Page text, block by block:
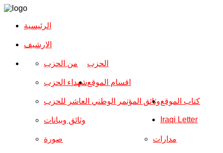
الرئيسية
الارشیف
الحزب من الحزب
شهداء الحزب
وثائق المؤتمر الوطني العاشر للحزب
وثائق وبيانات
اقسام الموقع
صورة مدارات
كتاب الموقع
Iraqi Letter